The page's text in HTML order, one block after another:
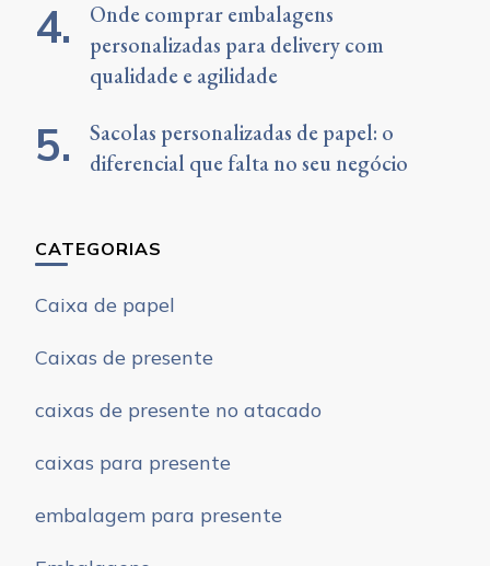
Onde comprar embalagens
personalizadas para delivery com
qualidade e agilidade
Sacolas personalizadas de papel: o
diferencial que falta no seu negócio
CATEGORIAS
Caixa de papel
Caixas de presente
caixas de presente no atacado
caixas para presente
embalagem para presente